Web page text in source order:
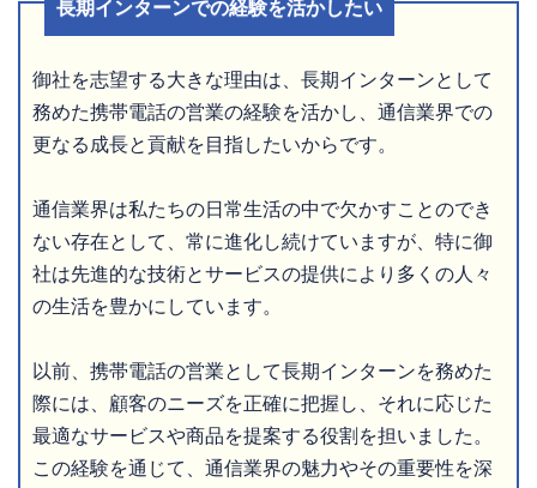
長期インターンでの経験を活かしたい
御社を志望する大きな理由は、長期インターンとして
務めた携帯電話の営業の経験を活かし、通信業界での
更なる成長と貢献を目指したいからです。
通信業界は私たちの日常生活の中で欠かすことのでき
ない存在として、常に進化し続けていますが、特に御
社は先進的な技術とサービスの提供により多くの人々
の生活を豊かにしています。
以前、携帯電話の営業として長期インターンを務めた
際には、顧客のニーズを正確に把握し、それに応じた
最適なサービスや商品を提案する役割を担いました。
この経験を通じて、通信業界の魅力やその重要性を深